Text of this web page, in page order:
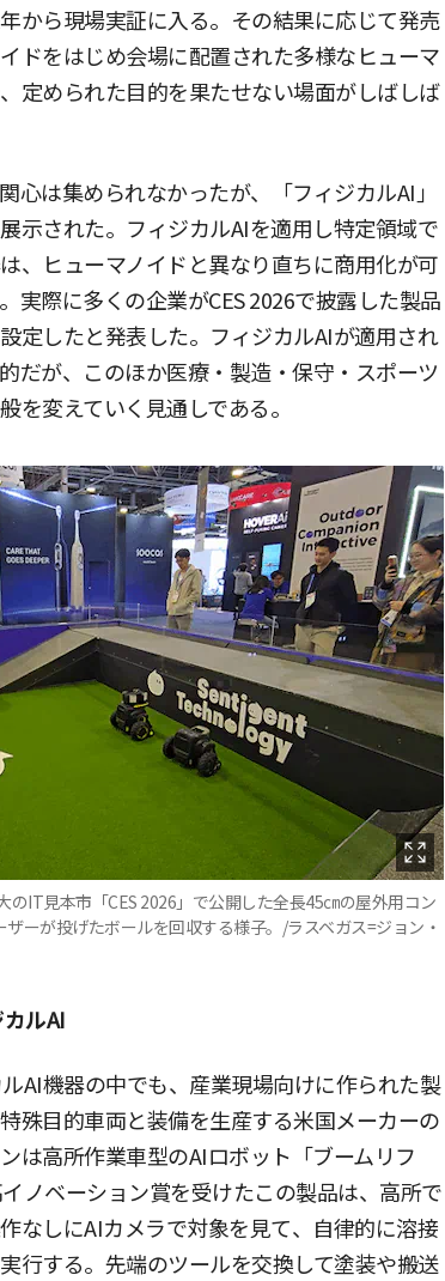
から現場実証に入る。その結果に応じて発売
ドをはじめ会場に配置された多様なヒューマ
定められた目的を果たせない場面がしばしば
心は集められなかったが、「フィジカルAI」
示された。フィジカルAIを適用し特定領域で
、ヒューマノイドと異なり直ちに商用化が可
実際に多くの企業がCES 2026で披露した製品
定したと発表した。フィジカルAIが適用され
だが、このほか医療・製造・保守・スポーツ
を変えていく見通しである。
のIT見本市「CES 2026」で公開した全長45㎝の屋外用コン
ーが投げたボールを回収する様子。/ラスベガス=ジョン・
ルAI
AI機器の中でも、産業現場向けに作られた製
殊目的車両と装備を生産する米国メーカーの
は高所作業車型のAIロボット「ブームリフ
ノベーション賞を受けたこの製品は、高所で
なしにAIカメラで対象を見て、自律的に溶接
行する。先端のツールを交換して塗装や搬送